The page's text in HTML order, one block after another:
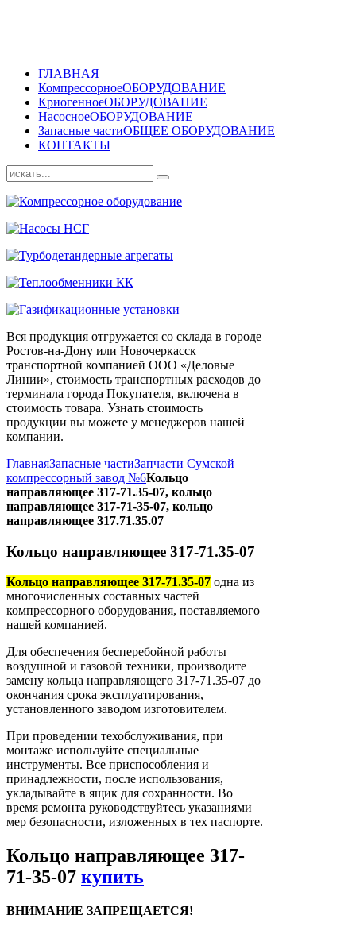
ГЛАВНАЯ
КомпрессорноеОБОРУДОВАНИЕ
КриогенноеОБОРУДОВАНИЕ
НасосноеОБОРУДОВАНИЕ
Запасные частиОБЩЕЕ ОБОРУДОВАНИЕ
КОНТАКТЫ
Вся продукция отгружается со склада в городе
Ростов-на-Дону или Новочеркасск
транспортной компанией ООО «Деловые
Линии», стоимость транспортных расходов до
терминала города Покупателя, включена в
стоимость товара. Узнать стоимость
продукции вы можете у менеджеров нашей
компании.
ГлавнаяЗапасные частиЗапчасти Сумской
компрессорный завод №6Кольцо
направляющее 317-71.35-07, кольцо
направляющее 317-71-35-07, кольцо
направляющее 317.71.35.07
Кольцо направляющее 317-71.35-07
Кольцо направляющее 317-71.35-07 одна из
многочисленных составных частей
компрессорного оборудования, поставляемого
нашей компанией.
Для обеспечения бесперебойной работы
воздушной и газовой техники, производите
замену кольца направляющего 317-71.35-07 до
окончания срока эксплуатирования,
установленного заводом изготовителем.
При проведении техобслуживания, при
монтаже используйте специальные
инструменты. Все приспособления и
принадлежности, после использования,
укладывайте в ящик для сохранности. Во
время ремонта руководствуйтесь указаниями
мер безопасности, изложенных в тех паспорте.
Кольцо направляющее 317-
71-35-07 купить
ВНИМАНИЕ ЗАПРЕЩАЕТСЯ!